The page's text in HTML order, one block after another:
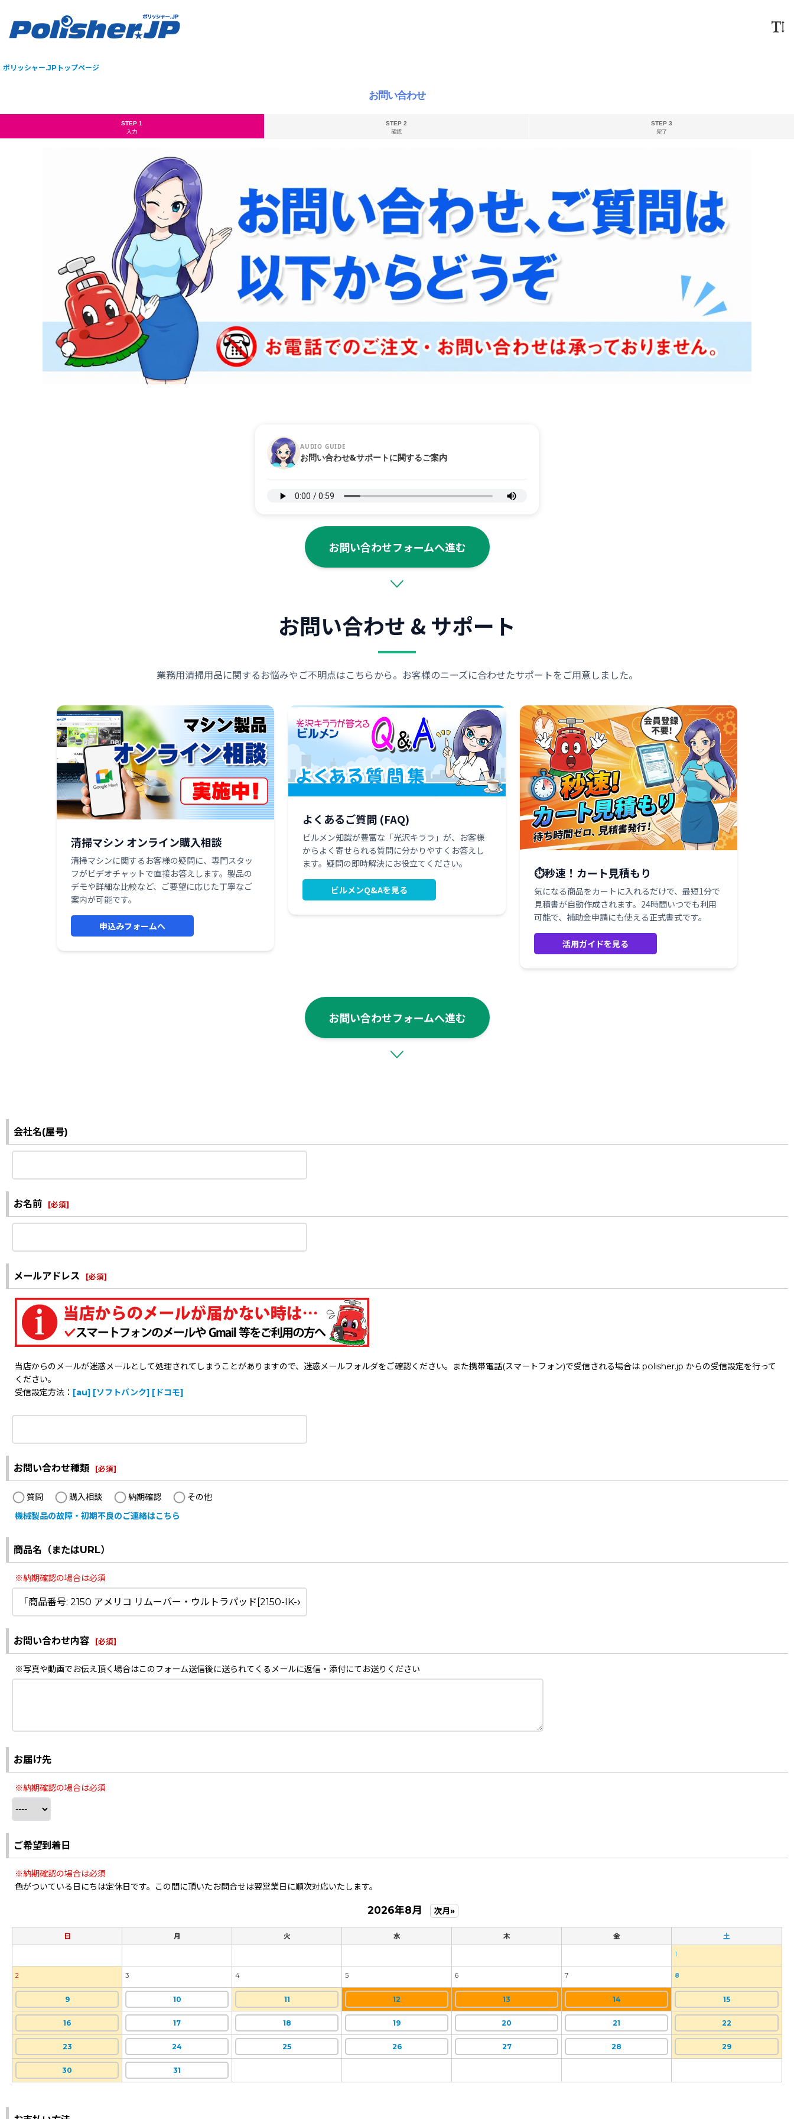
ポリッシャー.JPトップページ
お問い合わせ
STEP 1
入力
STEP 2
確認
STEP 3
完了
AUDIO GUIDE
お問い合わせ&サポートに関するご案内
お問い合わせフォームへ進む
お問い合わせ & サポート
業務用清掃用品に関するお悩みやご不明点はこちらから。お客様のニーズに合わせたサポートをご用意しました。
清掃マシン オンライン購入相談
清掃マシンに関するお客様の疑問に、専門スタッ
フがビデオチャットで直接お答えします。製品の
デモや詳細な比較など、ご要望に応じた丁寧なご
案内が可能です。
申込みフォームへ
よくあるご質問 (FAQ)
ビルメン知識が豊富な「光沢キララ」が、お客様
からよく寄せられる質問に分かりやすくお答えし
ます。疑問の即時解決にお役立てください。
ビルメンQ&Aを見る
⏱️秒速！カート見積もり
気になる商品をカートに入れるだけで、最短1分で
見積書が自動作成されます。24時間いつでも利用
可能で、補助金申請にも使える正式書式です。
活用ガイドを見る
お問い合わせフォームへ進む
会社名(屋号)
お名前 [必須]
メールアドレス [必須]
当店からのメールが迷惑メールとして処理されてしまうことがありますので、迷惑メールフォルダをご確認ください。また携帯電話(スマートフォン)で受信される場合は polisher.jp からの受信設定を行って
ください。
受信設定方法： [au] [ソフトバンク] [ドコモ]
お問い合わせ種類 [必須]
質問 購入相談 納期確認
その他
機械製品の故障・初期不良のご連絡はこちら
商品名（またはURL）
※納期確認の場合は必須
お問い合わせ内容 [必須]
※写真や動画でお伝え頂く場合はこのフォーム送信後に送られてくるメールに返信・添付にてお送りください
お届け先
※納期確認の場合は必須
ご希望到着日
※納期確認の場合は必須
色がついている日にちは定休日です。この間に頂いたお問合せは翌営業日に順次対応いたします。
2026年8月 次月»
日 月 火 水 木 金 土
1
2 3 4 5 6 7 8
9 10 11 12 13 14 15
16 17 18 19 20 21 22
23 24 25 26 27 28 29
30 31